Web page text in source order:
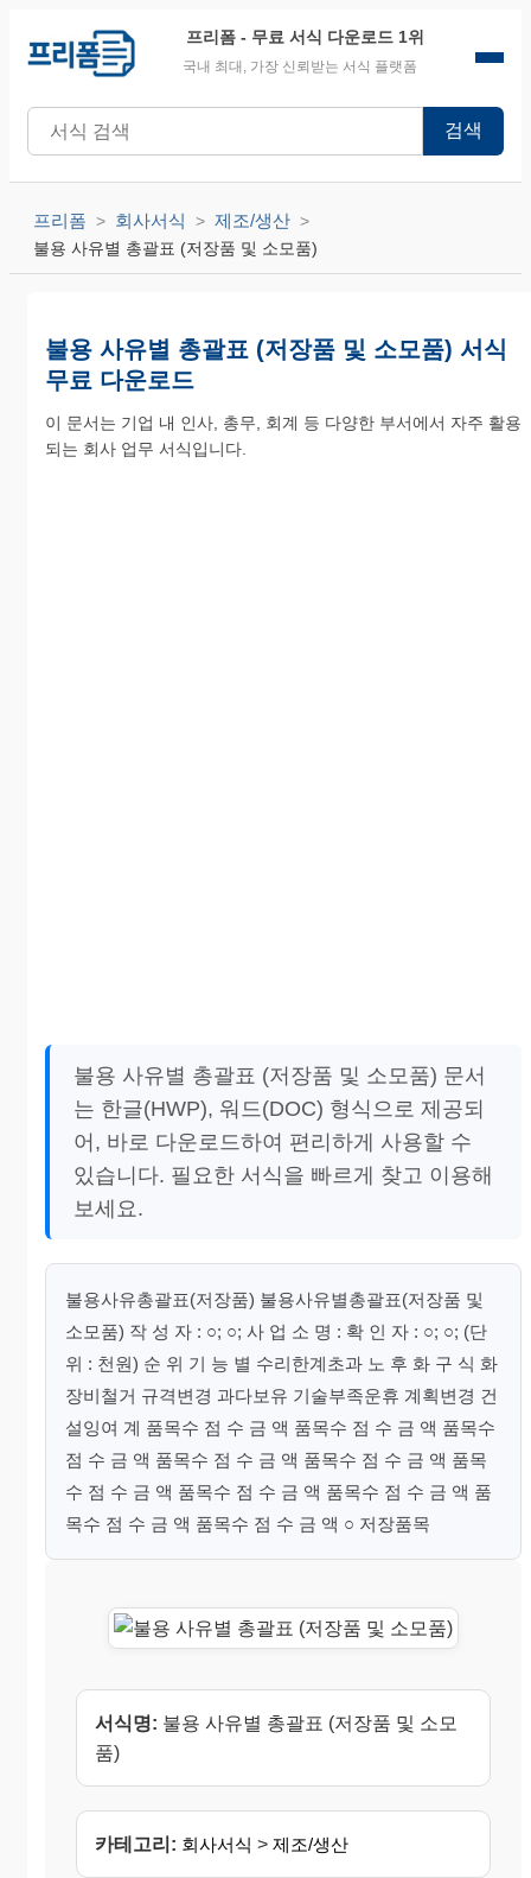
프리폼 - 무료 서식 다운로드 1위
국내 최대, 가장 신뢰받는 서식 플랫폼
검색
프리폼 회사서식 제조/생산
불용 사유별 총괄표 (저장품 및 소모품)
불용 사유별 총괄표 (저장품 및 소모품) 서식
무료 다운로드
이 문서는 기업 내 인사, 총무, 회계 등 다양한 부서에서 자주 활용
되는 회사 업무 서식입니다.
불용 사유별 총괄표 (저장품 및 소모품) 문서
는 한글(HWP), 워드(DOC) 형식으로 제공되
어, 바로 다운로드하여 편리하게 사용할 수
있습니다. 필요한 서식을 빠르게 찾고 이용해
보세요.
불용사유총괄표(저장품) 불용사유별총괄표(저장품 및
소모품) 작 성 자 : ○; ○; 사 업 소 명 : 확 인 자 : ○; ○; (단
위 : 천원) 순 위 기 능 별 수리한계초과 노 후 화 구 식 화
장비철거 규격변경 과다보유 기술부족운휴 계획변경 건
설잉여 계 품목수 점 수 금 액 품목수 점 수 금 액 품목수
점 수 금 액 품목수 점 수 금 액 품목수 점 수 금 액 품목
수 점 수 금 액 품목수 점 수 금 액 품목수 점 수 금 액 품
목수 점 수 금 액 품목수 점 수 금 액 ○ 저장품목
서식명: 불용 사유별 총괄표 (저장품 및 소모
품)
카테고리: 회사서식 > 제조/생산